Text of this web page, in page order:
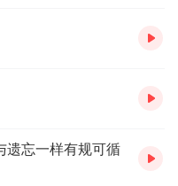
遗忘一样有规可循